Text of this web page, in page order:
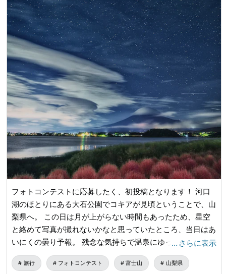
の切符を購入（ICはチャージ）してくださ
い。・伊東・下田方面へお帰りのお客様は
「JR来宮駅」からご乗車ください。・
21:00～22:00頃までは熱海駅の改札口が大
変混雑します。お帰りの時間を早める、遅
らせる等のご協力お願いします。（熱海駅
帰宅者誘導図PDF） 【8/5 熱海海上花火
大会】堤防（海釣り施設）は高波で使用不
可のため、打上会場を七半岸壁（向かって
右側）のみに変更します。
フォトコンテストに応募したく、初投稿となります！ 河口
湖のほとりにある大石公園でコキアが見頃ということで、山
梨県へ。 この日は月が上がらない時間もあったため、星空
と絡めて写真が撮れないかなと思っていたところ、当日はあ
いにくの曇り予報。 残念な気持ちで温泉にゆっくり入った
あと、ふと外に出て空を見上げたところなんと晴れ間が！
焦る気持ちを抑えて車で大石公園へ向かい、撮影ができた一
… さらに表示
旅行 フォトコンテスト 富士山 山梨県